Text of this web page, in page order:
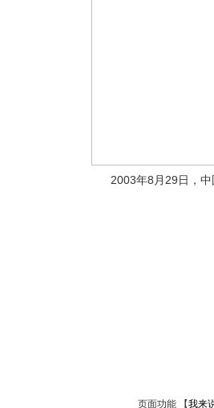
2003年8月29日，中
页面功能 【我来